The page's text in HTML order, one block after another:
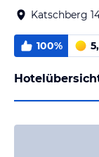
Katschberg
100%